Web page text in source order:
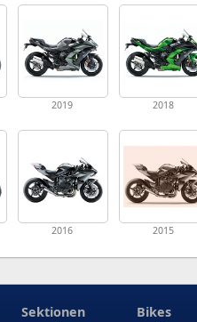
2019 2018
2016 2015
Sektionen Bikes